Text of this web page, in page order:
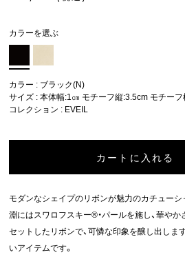
カラーを選ぶ
カラー : ブラック(N)
サイズ : 本体幅:1㎝ モチーフ縦:3.5cm モチー
コレクション : EVEIL
カートに入れる
モダンなシェイプのリボンが魅力のカチュー
淵にはスワロフスキー®・パールを施し、華や
セットしたリボンで、可憐な印象を醸し出しま
いアイテムです。